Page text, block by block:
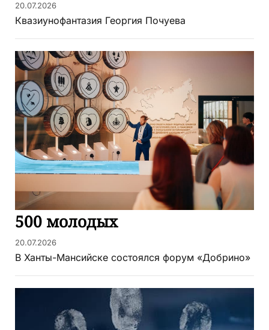
20.07.2026
Квазиунофантазия Георгия Почуева
500 молодых
20.07.2026
В Ханты-Мансийске состоялся форум «Добрино»